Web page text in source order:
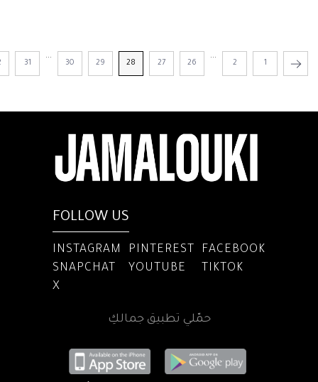
1
2
...
26
27
28
29
30
...
31
FOLLOW US
INSTAGRAM PINTEREST
FACEBOOK
SNAPCHAT
YOUTUBE
TIKTOK
X
حمّلي تطبيق جمالكِ